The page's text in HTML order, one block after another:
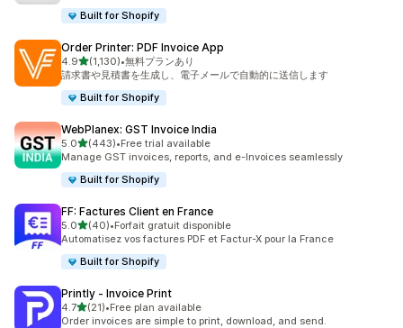
Built for Shopify
Order Printer: PDF Invoice App
4.95つ星中
(1,130)
合計レビュー数：1130件
•無料プランあり
請求書や見積書を生成し、電子メールで自動的に送信します
Built for Shopify
WebPlanex: GST Invoice India
5.05つ星中
(443)
合計レビュー数：443件
•Free trial available
Manage GST invoices, reports, and e-Invoices seamlessly
Built for Shopify
FF: Factures Client en France
5.05つ星中
(40)
合計レビュー数：40件
•Forfait gratuit disponible
Automatisez vos factures PDF et Factur-X pour la France
Built for Shopify
Printly ‑ Invoice Print
4.75つ星中
(21)
合計レビュー数：21件
•Free plan available
Order invoices are simple to print, download, and send.